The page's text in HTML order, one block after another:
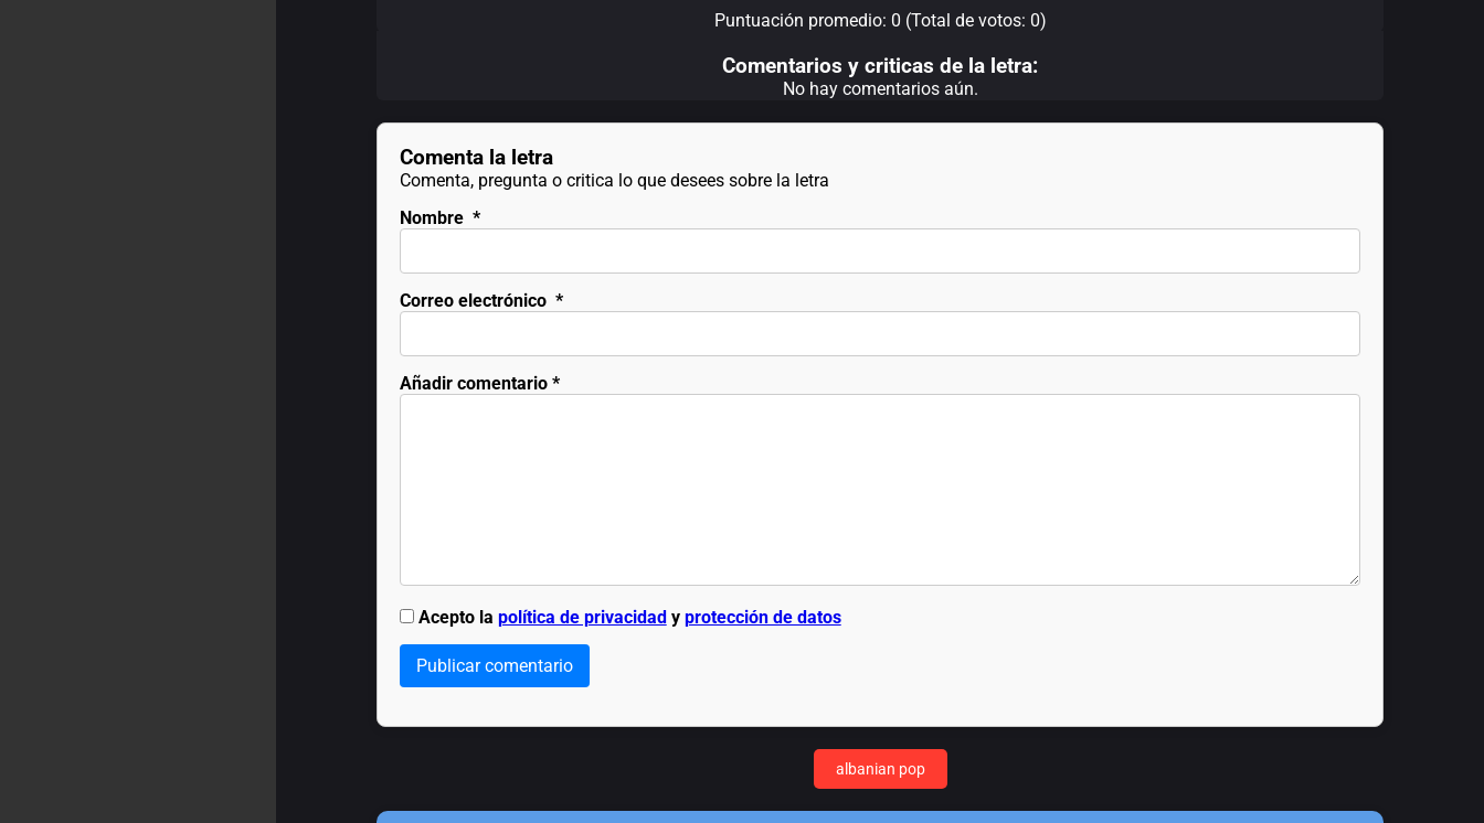
Puntuación promedio: 0 (Total de votos: 0)
Comentarios y criticas de la letra:
No hay comentarios aún.
Comenta la letra
Comenta, pregunta o critica lo que desees sobre la letra
Nombre *
Correo electrónico *
Añadir comentario*
Acepto la política de privacidady protección de datos
Publicar comentario
albanian pop